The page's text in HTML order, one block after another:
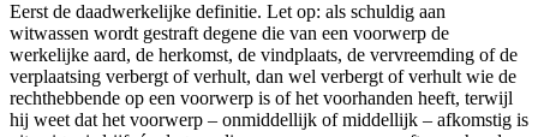
Eerst de daadwerkelijke definitie. Let op: als schuldig aan
witwassen wordt gestraft degene die van een voorwerp de
werkelijke aard, de herkomst, de vindplaats, de vervreemding of de
verplaatsing verbergt of verhult, dan wel verbergt of verhult wie de
rechthebbende op een voorwerp is of het voorhanden heeft, terwijl
hij weet dat het voorwerp – onmiddellijk of middellijk – afkomstig is